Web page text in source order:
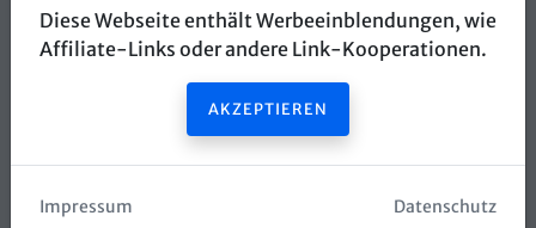
Diese Webseite enthält Werbeeinblendungen, wie
Affiliate-Links oder andere Link-Kooperationen.
AKZEPTIEREN
Impressum Datenschutz
39120 Magdeburg
Webseite öffnen